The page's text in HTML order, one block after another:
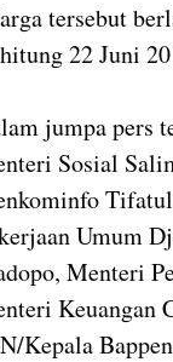
tersebut
22 Juni
jumpa pers
Sosial
Umum
Menteri
Keuangan
Kepala